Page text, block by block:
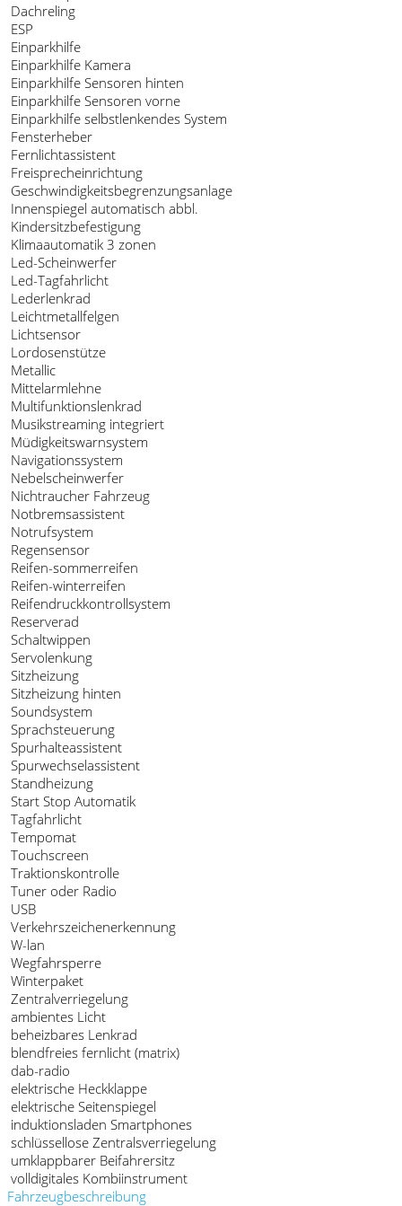
Dachreling
ESP
Einparkhilfe
Einparkhilfe Kamera
Einparkhilfe Sensoren hinten
Einparkhilfe Sensoren vorne
Einparkhilfe selbstlenkendes System
Fensterheber
Fernlichtassistent
Freisprecheinrichtung
Geschwindigkeitsbegrenzungsanlage
Innenspiegel automatisch abbl.
Kindersitzbefestigung
Klimaautomatik 3 zonen
Led-Scheinwerfer
Led-Tagfahrlicht
Lederlenkrad
Leichtmetallfelgen
Lichtsensor
Lordosenstütze
Metallic
Mittelarmlehne
Multifunktionslenkrad
Musikstreaming integriert
Müdigkeitswarnsystem
Navigationssystem
Nebelscheinwerfer
Nichtraucher Fahrzeug
Notbremsassistent
Notrufsystem
Regensensor
Reifen-sommerreifen
Reifen-winterreifen
Reifendruckkontrollsystem
Reserverad
Schaltwippen
Servolenkung
Sitzheizung
Sitzheizung hinten
Soundsystem
Sprachsteuerung
Spurhalteassistent
Spurwechselassistent
Standheizung
Start Stop Automatik
Tagfahrlicht
Tempomat
Touchscreen
Traktionskontrolle
Tuner oder Radio
USB
Verkehrszeichenerkennung
W-lan
Wegfahrsperre
Winterpaket
Zentralverriegelung
ambientes Licht
beheizbares Lenkrad
blendfreies fernlicht (matrix)
dab-radio
elektrische Heckklappe
elektrische Seitenspiegel
induktionsladen Smartphones
schlüssellose Zentralsverriegelung
umklappbarer Beifahrersitz
volldigitales Kombiinstrument
Fahrzeugbeschreibung